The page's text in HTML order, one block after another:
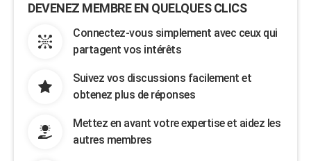
DEVENEZ MEMBRE EN QUELQUES CLICS
Connectez-vous simplement avec ceux qui
partagent vos intérêts
Suivez vos discussions facilement et
obtenez plus de réponses
Mettez en avant votre expertise et aidez les
autres membres